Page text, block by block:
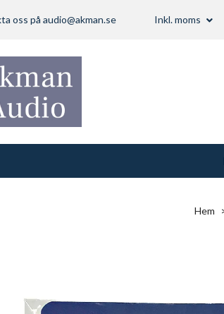
oss på audio@akman.se Inkl. moms
Hem